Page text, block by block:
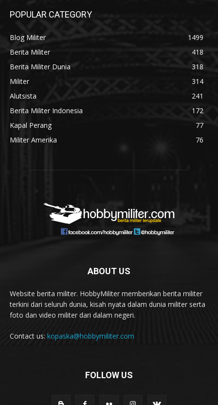
POPULAR CATEGORY
Blog Militer
1499
Berita Militer
418
Berita Militer Dunia
318
Militer
314
Alutsista
241
Berita Militer Indonesia
172
Kapal Perang
77
Militer Amerika
76
ABOUT US
Website berita militer. HobbyMiliter memberikan berita militer
terkini dari seluruh dunia, kisah nyata dalam dunia militer serta
foto dan video militer dari dalam negeri.
Contact us: kopaska@hobbymiliter.com
FOLLOW US